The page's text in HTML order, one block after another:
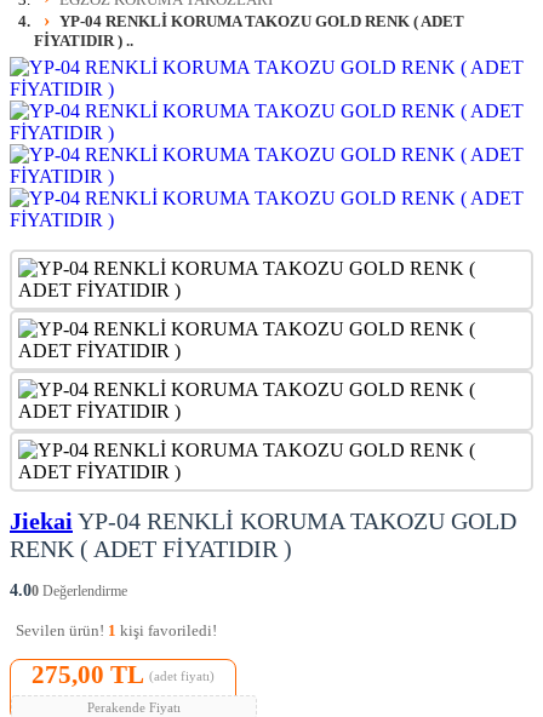
YP-04 RENKLİ KORUMA TAKOZU GOLD RENK ( ADET
FİYATIDIR ) ..
Jiekai YP-04 RENKLİ KORUMA TAKOZU GOLD
RENK ( ADET FİYATIDIR )
4.00 Değerlendirme
Sevilen ürün! 1 kişi favoriledi!
275,00 TL (adet fiyatı)
Perakende Fiyatı